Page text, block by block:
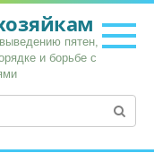
пятен,
и борьбе с